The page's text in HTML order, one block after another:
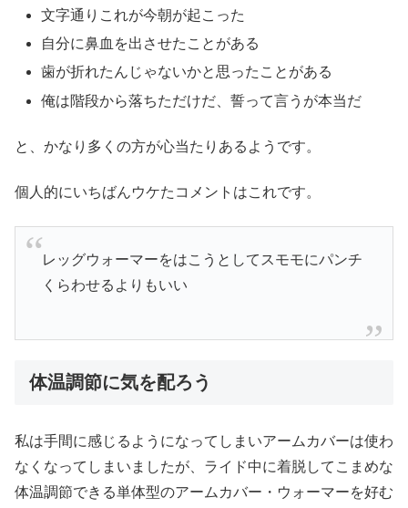
文字通りこれが今朝が起こった
自分に鼻血を出させたことがある
歯が折れたんじゃないかと思ったことがある
俺は階段から落ちただけだ、誓って言うが本当だ
と、かなり多くの方が心当たりあるようです。
個人的にいちばんウケたコメントはこれです。
レッグウォーマーをはこうとしてスモモにパンチ
くらわせるよりもいい
体温調節に気を配ろう
私は手間に感じるようになってしまいアームカバーは使わ
なくなってしまいましたが、ライド中に着脱してこまめな
体温調節できる単体型のアームカバー・ウォーマーを好む